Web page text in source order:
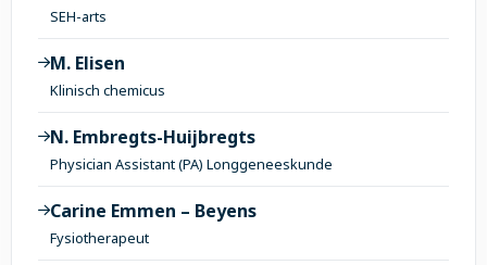
SEH-arts
M. Elisen
Klinisch chemicus
N. Embregts-Huijbregts
Physician Assistant (PA) Longgeneeskunde
Carine Emmen – Beyens
Fysiotherapeut